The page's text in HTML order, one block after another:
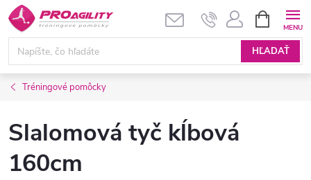
Prejsť
na
obsah
HĽADAŤ
KOŠÍK
Tréningové pomôcky
Slalomová tyč kĺbová
160cm